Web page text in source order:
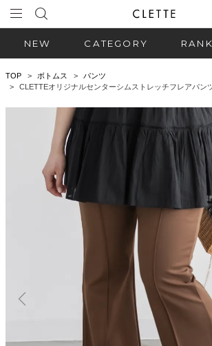
NEW CATEGORY
TOP ボトムス
パンツ
CLETTEオリジナルセンターシムストレッチフレアパン